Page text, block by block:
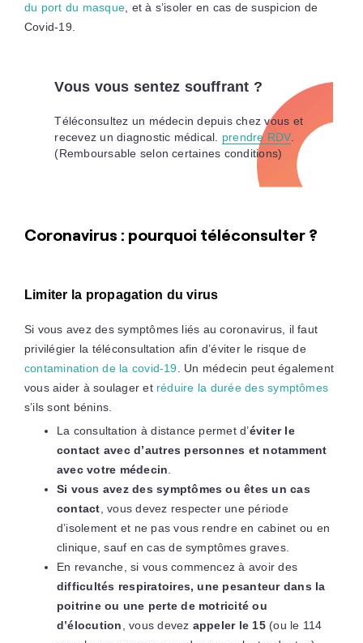
du port du masque, et à s’isoler en cas de suspicion de
Covid-19.
Vous vous sentez souffrant ?
Téléconsultez un médecin depuis chez vous et
recevez un diagnostic médical. prendre RDV.
(Remboursable selon certaines conditions)
Coronavirus : pourquoi téléconsulter ?
Limiter la propagation du virus
Si vous avez des symptômes liés au coronavirus, il faut
privilégier la téléconsultation afin d’éviter le risque de
contamination de la covid-19. Un médecin peut également
vous aider à soulager et réduire la durée des symptômes
s’ils sont bénins.
La consultation à distance permet d’éviter le
contact avec d’autres personnes et notamment
avec votre médecin.
Si vous avez des symptômes ou êtes un cas
contact, vous devez respecter une période
d’isolement et ne pas vous rendre en cabinet ou en
clinique, sauf en cas de symptômes graves.
En revanche, si vous commencez à avoir des
difficultés respiratoires, une pesanteur dans la
poitrine ou une perte de motricité ou
d’élocution, vous devez appeler le 15(ou le 114